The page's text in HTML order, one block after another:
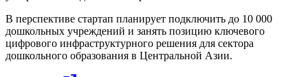
В перспективе стартап планирует подключить до 10 000
дошкольных учреждений и занять позицию ключевого
цифрового инфраструктурного решения для сектора
дошкольного образования в Центральной Азии.